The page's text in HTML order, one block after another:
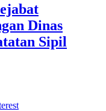
Dinas
Sipil